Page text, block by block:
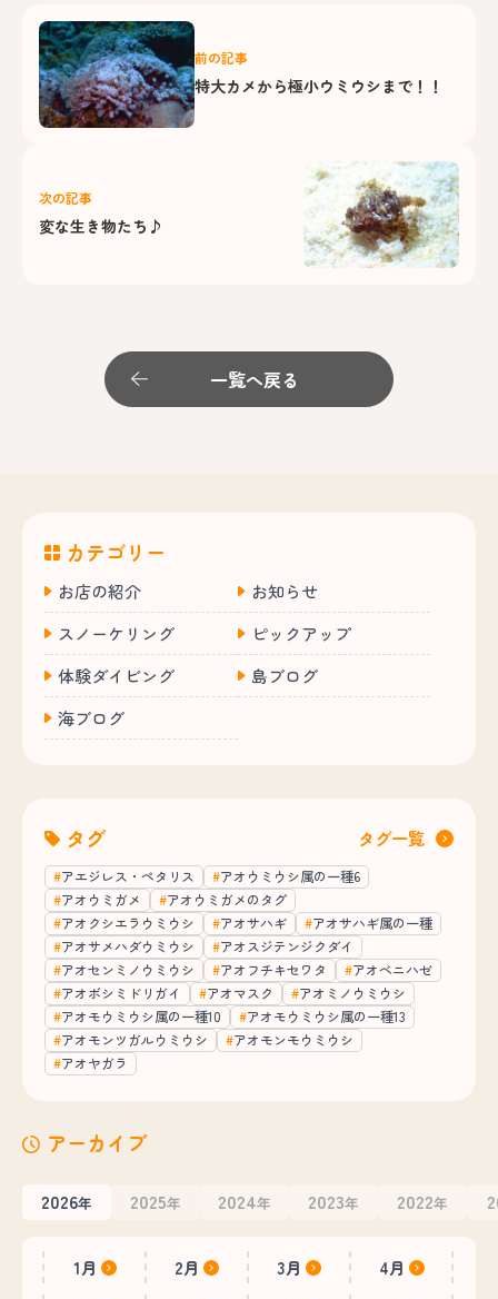
前の記事
特大カメから極小ウミウシまで！！
次の記事
変な生き物たち♪
一覧へ戻る
カテゴリー
お店の紹介
お知らせ
スノーケリング
ピックアップ
体験ダイビング
島ブログ
海ブログ
タグ タグ一覧
アエジレス・ペタリス
アオウミウシ属の一種6
アオウミガメ
アオウミガメのタグ
アオクシエラウミウシ
アオサハギ
アオサハギ属の一種
アオサメハダウミウシ
アオスジテンジクダイ
アオセンミノウミウシ
アオフチキセワタ
アオベニハゼ
アオボシミドリガイ
アオマスク
アオミノウミウシ
アオモウミウシ属の一種10
アオモウミウシ属の一種13
アオモンツガルウミウシ
アオモンモウミウシ
アオヤガラ
アーカイブ
2026年 2025年 2024年 2023年 2022年
1月 2月 3月
4月